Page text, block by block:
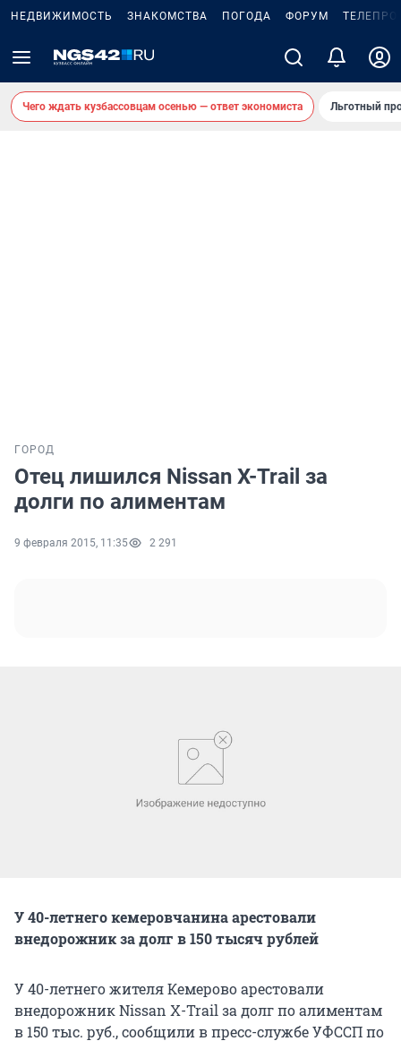
НЕДВИЖИМОСТЬ ЗНАКОМСТВА ПОГОДА ФОРУМ
Чего ждать кузбассовцам осенью — ответ экономиста Льготный
ГОРОД
Отец лишился Nissan X-Trail за
долги по алиментам
9 февраля 2015, 11:35 2 291
У 40-летнего кемеровчанина арестовали
внедорожник за долг в 150 тысяч рублей
У 40-летнего жителя Кемерово арестовали
внедорожник Nissan X-Trail за долг по алиментам
в 150 тыс. руб., сообщили в пресс-службе УФССП по